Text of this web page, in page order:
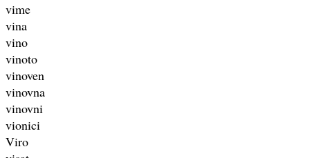
vime
vina
vino
vinoto
vinoven
vinovna
vinovni
vionici
Viro